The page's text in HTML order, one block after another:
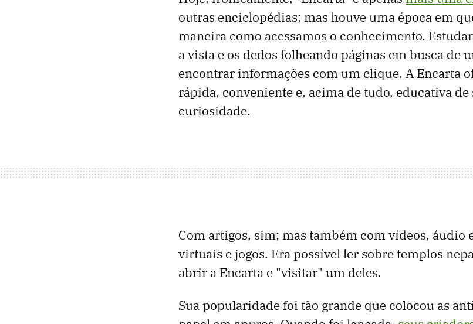
outras enciclopédias; mas houve uma época em
maneira como acessamos o conhecimento.
a vista e os dedos folheando páginas em busca de
encontrar informações com um clique. A Encarta
rápida, conveniente e, acima de tudo, educativa de
curiosidade.
Com artigos, sim; mas também com vídeos, áudio
virtuais e jogos. Era possível ler sobre templos
abrir a Encarta e "visitar" um deles.
Sua popularidade foi tão grande que colocou as